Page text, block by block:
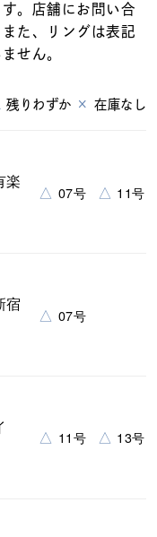
。店舗にお問い合
た、リングは表記
せん。
残りわずか × 在庫なし
楽
△ 07号 △ 11号
宿
△ 07号
△ 11号 △ 13号